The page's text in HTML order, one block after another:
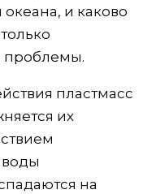
и каково
проблемы.
пластмасс
их
воды
на